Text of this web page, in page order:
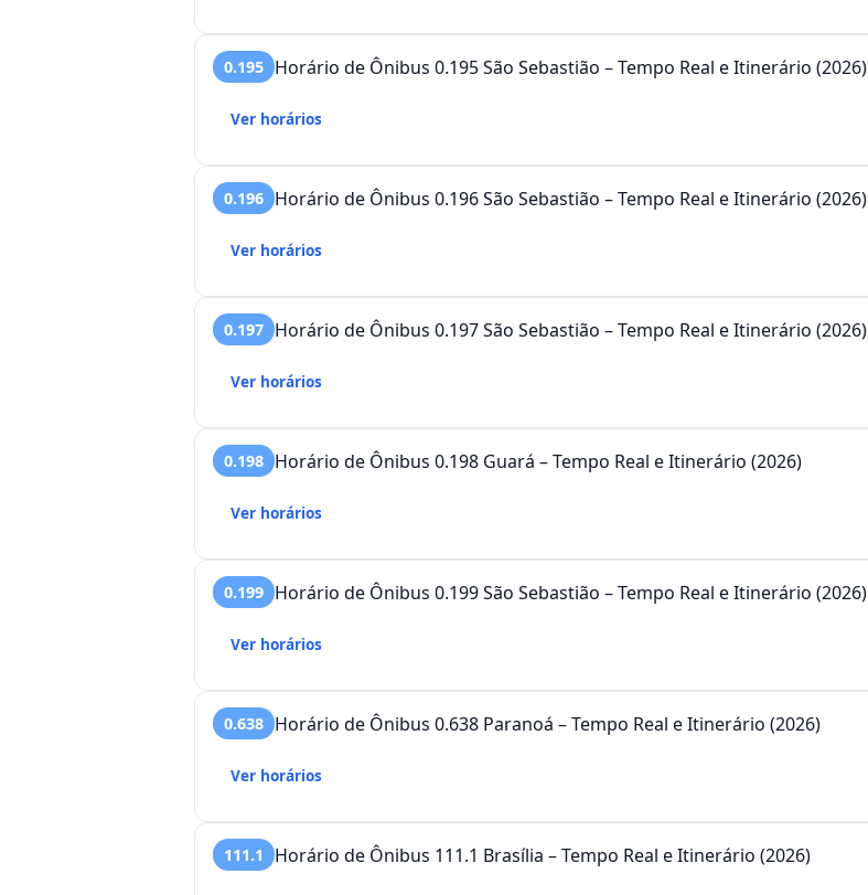
0.195 Horário de Ônibus 0.195 São Sebastião – Tempo Real e Itinerário (2026)
Ver horários
0.196 Horário de Ônibus 0.196 São Sebastião – Tempo Real e Itinerário (2026)
Ver horários
0.197 Horário de Ônibus 0.197 São Sebastião – Tempo Real e Itinerário (2026)
Ver horários
0.198 Horário de Ônibus 0.198 Guará – Tempo Real e Itinerário (2026)
Ver horários
0.199 Horário de Ônibus 0.199 São Sebastião – Tempo Real e Itinerário (2026)
Ver horários
0.638 Horário de Ônibus 0.638 Paranoá – Tempo Real e Itinerário (2026)
Ver horários
111.1 Horário de Ônibus 111.1 Brasília – Tempo Real e Itinerário (2026)